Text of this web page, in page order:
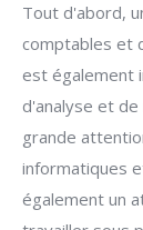
Tout d'abord,
comptables et
est également
d'analyse et
grande
informatiques
également un